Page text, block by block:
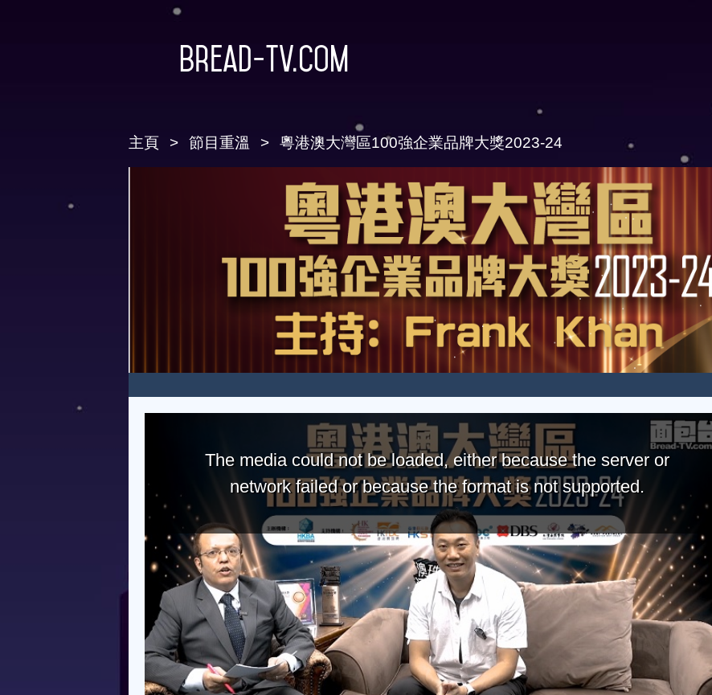
Bread-TV.com
主頁 節目重溫 粵港澳大灣區100強企業品牌大獎2023-24
The media could not be loaded, either because the server or
network failed or because the format is not supported.